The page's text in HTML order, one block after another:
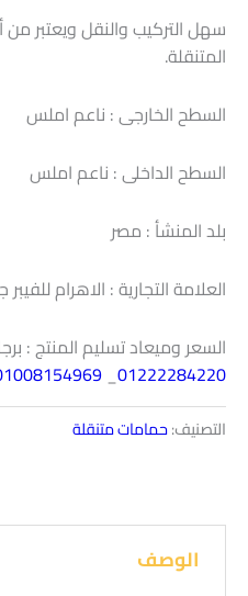
سهل التركيب والنقل ويعتبر
المتنقلة.
السطح الخارجى : ناعم املس
السطح الداخلى : ناعم املس
بلد المنشأ : مصر
العلامة التجارية : الاهرام
السعر وميعاد تسليم المنتج :
01222284220
_
التصنيف:حمامات متنقلة
الوصف